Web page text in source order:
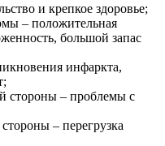
и крепкое здоровье;
– положительная
большой запас
инфаркта,
стороны – проблемы с
– перегрузка